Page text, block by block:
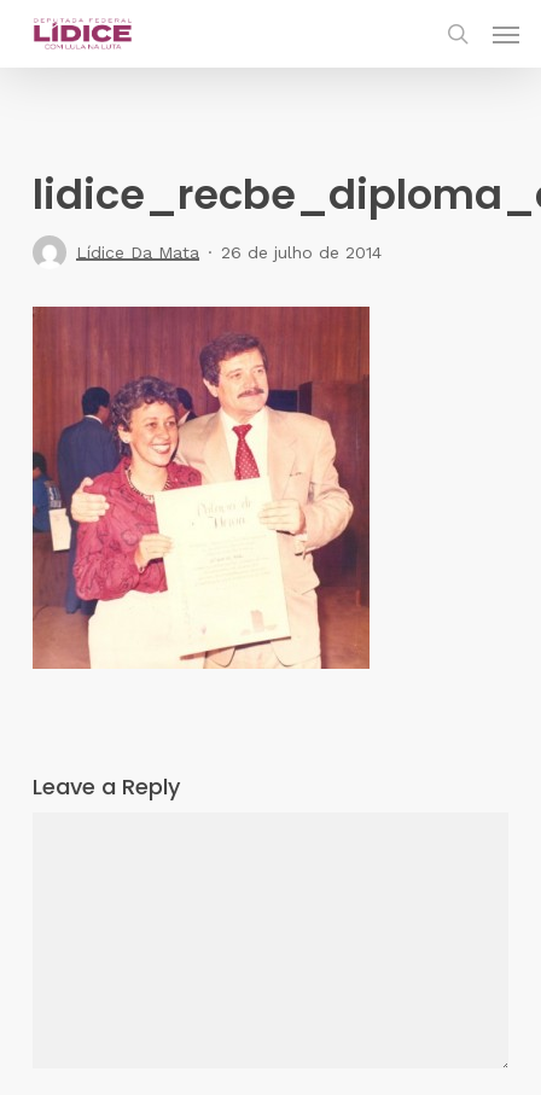
Skip
Lídice Da Mata 26 de julho de 2014
Leave a Reply